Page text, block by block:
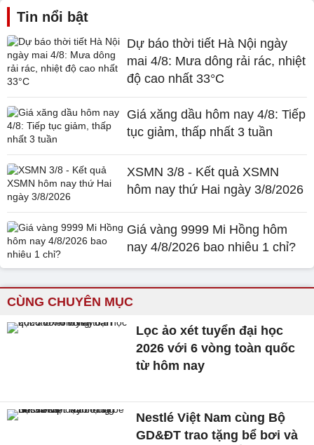
Tin nổi bật
Dự báo thời tiết Hà Nội ngày
mai 4/8: Mưa dông rải rác, nhiệt
độ cao nhất 33°C
Giá xăng dầu hôm nay 4/8: Tiếp
tục giảm, thấp nhất 3 tuần
XSMN 3/8 - Kết quả XSMN
hôm nay thứ Hai ngày 3/8/2026
Giá vàng 9999 Mi Hồng hôm
nay 4/8/2026 bao nhiêu 1 chỉ?
CÙNG CHUYÊN MỤC
Lọc ảo xét tuyển đại học
2026 với 6 vòng toàn quốc
từ hôm nay
Nestlé Việt Nam cùng Bộ
GD&ĐT trao tặng bể bơi và